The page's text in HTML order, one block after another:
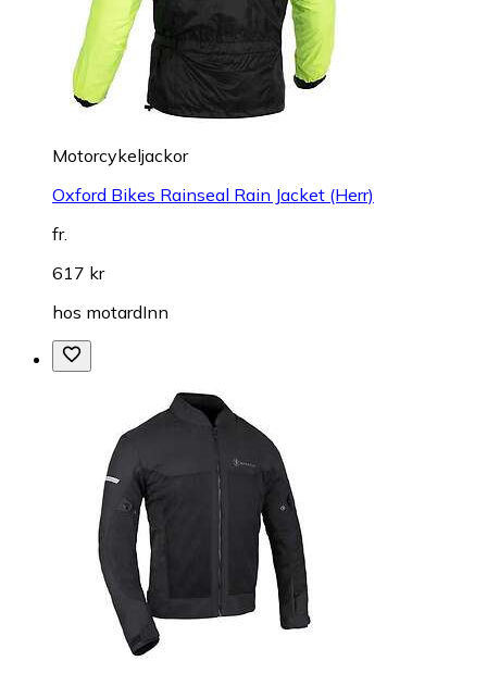
Motorcykeljackor
Oxford Bikes Rainseal Rain Jacket (Herr)
fr.
617 kr
hos motardInn